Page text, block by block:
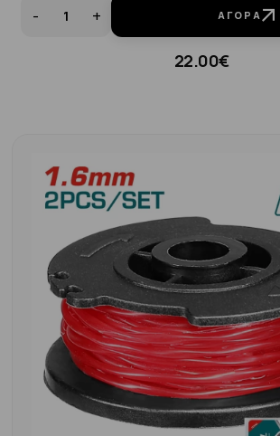
- + ΑΓΟΡΆ
22.00€